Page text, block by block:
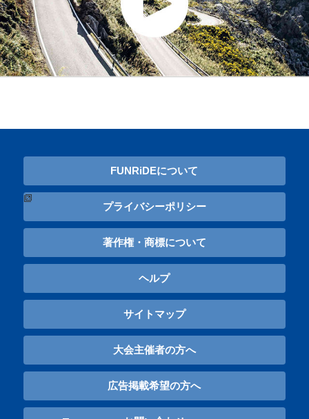
FUNRiDEについて
プライバシーポリシー
著作権・商標について
ヘルプ
サイトマップ
大会主催者の方へ
広告掲載希望の方へ